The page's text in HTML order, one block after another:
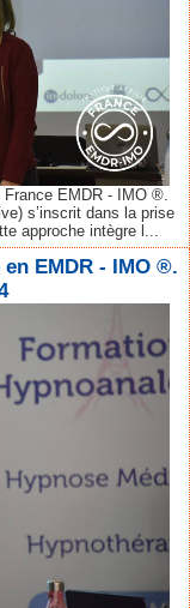
EMDR - IMO ®.
s’inscrit dans la prise
approche intègre l...
EMDR - IMO ®.